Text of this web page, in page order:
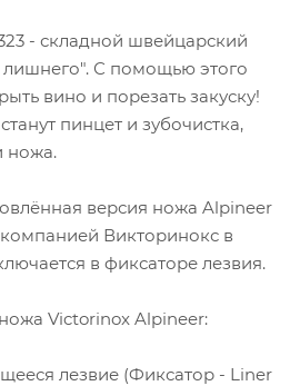
- складной швейцарский
С помощью этого
вино и порезать закуску!
пинцет и зубочистка,
ножа.
версия ножа Alpineer
Викторинокс в
в фиксаторе лезвия.
Victorinox Alpineer:
лезвие (Фиксатор - Liner